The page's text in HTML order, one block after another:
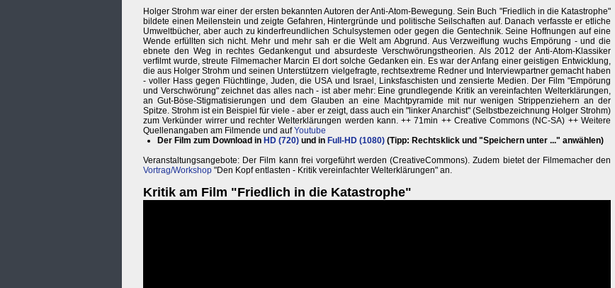
Holger Strohm war einer der ersten bekannten Autoren der Anti-Atom-Bewegung. Sein Buch "Friedlich in die Katastrophe"
bildete einen Meilenstein und zeigte Gefahren, Hintergründe und politische Seilschaften auf. Danach verfasste er etliche
Umweltbücher, aber auch zu kinderfreundlichen Schulsystemen oder gegen die Gentechnik. Seine Hoffnungen auf eine
Wende erfüllten sich nicht. Mehr und mehr sah er die Welt am Abgrund. Aus Verzweiflung wuchs Empörung - und die
ebnete den Weg in rechtes Gedankengut und absurdeste Verschwörungstheorien. Als 2012 der Anti-Atom-Klassiker
verfilmt wurde, streute Filmemacher Marcin El dort solche Gedanken ein. Es war der Anfang einer geistigen Entwicklung,
die aus Holger Strohm und seinen Unterstützern vielgefragte, rechtsextreme Redner und Interviewpartner gemacht haben
- voller Hass gegen Flüchtlinge, Juden, die USA und Israel, Linksfaschisten und zensierte Medien. Der Film "Empörung
und Verschwörung" zeichnet das alles nach - ist aber mehr: Eine grundlegende Kritik an vereinfachten Welterklärungen,
an Gut-Böse-Stigmatisierungen und dem Glauben an eine Machtpyramide mit nur wenigen Strippenziehern an der
Spitze. Strohm ist ein Beispiel für viele - aber er zeigt, dass auch ein "linker Anarchist" (Selbstbezeichnung Holger Strohm)
zum Verkünder wirrer und rechter Welterklärungen werden kann. ++ 71min ++ Creative Commons (NC-SA) ++ Weitere
Quellenangaben am Filmende und aufYoutube
Der Film zum Download in HD (720) und in Full-HD (1080) (Tipp: Rechtsklick und "Speichern unter ..." anwählen)
Veranstaltungsangebote: Der Film kann frei vorgeführt werden (CreativeCommons). Zudem bietet der Filmemacher den
Vortrag/Workshop "Den Kopf entlasten - Kritik vereinfachter Welterklärungen" an.
Kritik am Film "Friedlich in die Katastrophe"